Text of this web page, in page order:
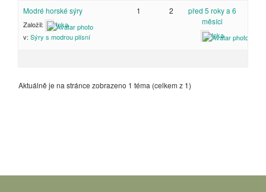
Modré horské sýry
Založil:
Inka
v: Sýry s modrou plísní
1 2
před 5 roky a 6
měsíci
Inka
Aktuálně je na stránce zobrazeno 1 téma (celkem z 1)